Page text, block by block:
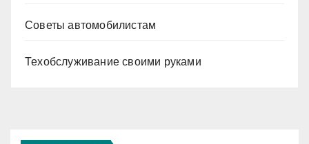
Советы автомобилистам
Техобслуживание своими руками